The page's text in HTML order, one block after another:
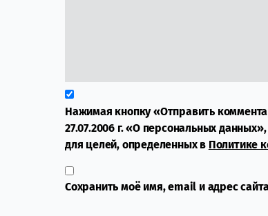
Нажимая кнопку «Отправить
27.07.2006 г. «О персональных
для целей, определенных в Политике
Сохранить моё имя, email и адрес